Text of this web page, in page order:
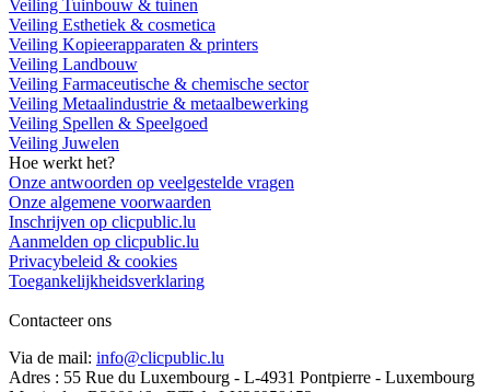
Veiling Tuinbouw & tuinen
Veiling Esthetiek & cosmetica
Veiling Kopieerapparaten & printers
Veiling Landbouw
Veiling Farmaceutische & chemische sector
Veiling Metaalindustrie & metaalbewerking
Veiling Spellen & Speelgoed
Veiling Juwelen
Hoe werkt het?
Onze antwoorden op veelgestelde vragen
Onze algemene voorwaarden
Inschrijven op clicpublic.lu
Aanmelden op clicpublic.lu
Privacybeleid & cookies
Toegankelijkheidsverklaring
Contacteer ons
Via de mail: info@clicpublic.lu
Adres : 55 Rue du Luxembourg - L-4931 Pontpierre - Luxembourg